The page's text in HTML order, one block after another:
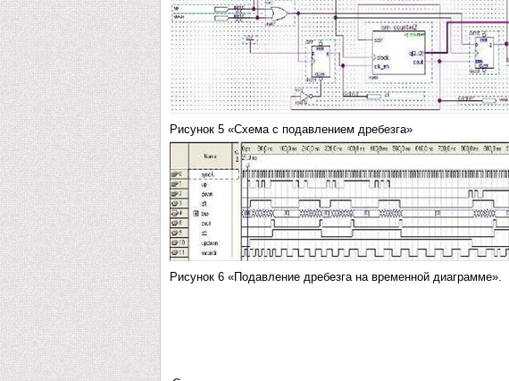
Рисунок 5 «Схема с подавлением дребезга»
Рисунок 6 «Подавление дребезга на временной диаграмме».